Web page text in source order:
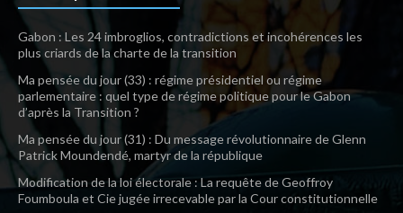
Gabon : Les 24 imbroglios, contradictions et incohérences les
plus criards de la charte de la transition
Ma pensée du jour (33) : régime présidentiel ou régime
parlementaire : quel type de régime politique pour le Gabon
d’après la Transition ?
Ma pensée du jour (31) : Du message révolutionnaire de Glenn
Patrick Moundendé, martyr de la république
Modification de la loi électorale : La requête de Geoffroy
Foumboula et Cie jugée irrecevable par la Cour constitutionnelle